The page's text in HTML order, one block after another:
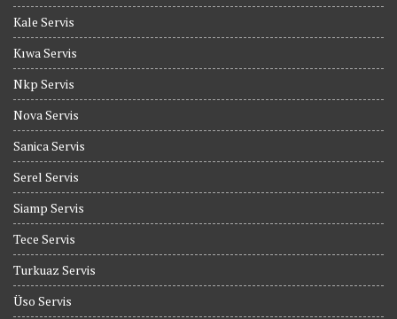
Kale Servis
Kıwa Servis
Nkp Servis
Nova Servis
Sanica Servis
Serel Servis
Siamp Servis
Tece Servis
Turkuaz Servis
Üso Servis